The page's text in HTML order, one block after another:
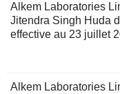
Alkem Laboratories
Jitendra Singh Huda
effective au 23 juillet
Alkem Laboratories